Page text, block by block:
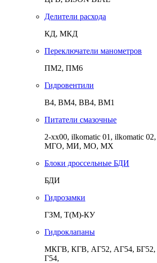
Делители расхода
КД, МКД
Переключатели манометров
ПМ2, ПМ6
Гидровентили
В4, ВМ4, ВВ4, ВМ1
Питатели смазочные
2-хх00, ilkomatic 01, ilkomatic
МГО, МИ, МО, МХ
Блоки дроссельные БДИ
БДИ
Гидрозамки
ГЗМ, Т(М)-КУ
Гидроклапаны
МКГВ, КГВ, АГ52, АГ54, БГ52,
Г54,